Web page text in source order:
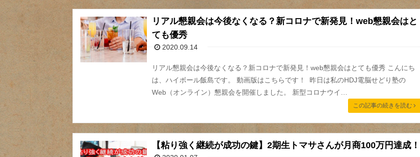
リアル懇親会は今後なくなる？新コロナで新発見！web懇親会はと
ても優秀
2020.09.14
リアル懇親会は今後なくなる？新コロナで新発見！web懇親会はとても優秀 こんにち
は、ハイボール飯島です。 動画版はこちらです！ 昨日は私のHDJ電脳せどり塾の
Web（オンライン）懇親会を開催しました。 新型コロナウイ…
この記事の続きを読む
【粘り強く継続が成功の鍵】2期生トマサさんが月商100万円達成！